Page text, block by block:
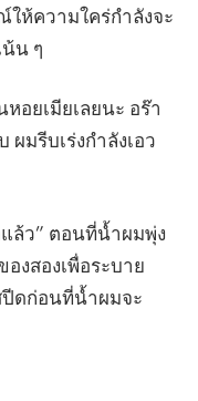
ให้ความใคร่กำลังจะ
น้น ๆ
อยเมียเลยนะ อร๊า
ผมรีบเร่งกำลังเอว
ล้ว” ตอนที่น้ำผมพุ่ง
งสองเพื่อระบาย
ดก่อนที่น้ำผมจะ